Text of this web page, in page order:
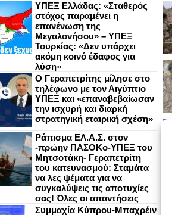
ΥΠΕΞ Ελλάδας: «Σταθερός
στόχος παραμένει η
επανένωση της
Μεγαλονήσου» – ΥΠΕΞ
Τουρκίας: «Δεν υπάρχει
ακόμη κοινό έδαφος για
λύση»
Ο Γεραπετρίτης μίλησε στο
τηλέφωνο με τον Αιγύπτιο
ΥΠΕΞ και «επαναβεβαίωσαν
την ισχυρή και διαρκή
στρατηγική εταιρική σχέση»
Ράπισμα ΕΛ.Α.Σ. στον
-πρώην ΠΑΣΟΚο-ΥΠΕΞ του
Μητσοτάκη- Γεραπετρίτη
του κατευνασμού: Σταμάτα
να λες ψέματα για να
συγκαλύψεις τις αποτυχίες
σας! Όλες οι απαντήσεις
Συμμαχία Κύπρου-Μπαχρέιν